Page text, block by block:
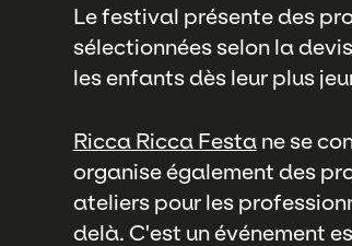
Le festival présente des
sélectionnées selon la
les enfants dès leur plus
Ricca Ricca Festane se
organise également des
ateliers pour les
delà. C'est un événement